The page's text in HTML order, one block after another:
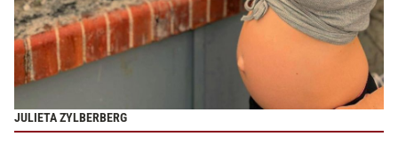
JULIETA ZYLBERBERG